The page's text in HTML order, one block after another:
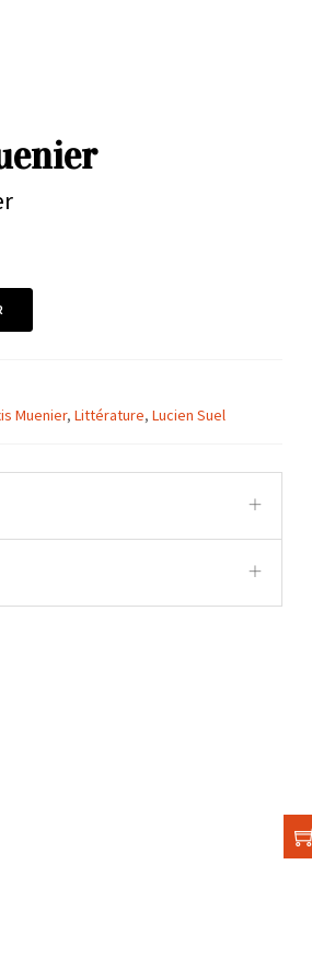
Muenier, Littérature, Lucien Suel